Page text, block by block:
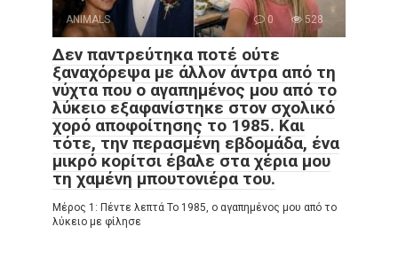
ANIMALS 0 528
Δεν παντρεύτηκα ποτέ ούτε
ξαναχόρεψα με άλλον άντρα από τη
νύχτα που ο αγαπημένος μου από το
λύκειο εξαφανίστηκε στον σχολικό
χορό αποφοίτησης το 1985. Και
τότε, την περασμένη εβδομάδα, ένα
μικρό κορίτσι έβαλε στα χέρια μου
τη χαμένη μπουτονιέρα του.
Μέρος 1: Πέντε λεπτά Το 1985, ο αγαπημένος μου από το
λύκειο με φίλησε